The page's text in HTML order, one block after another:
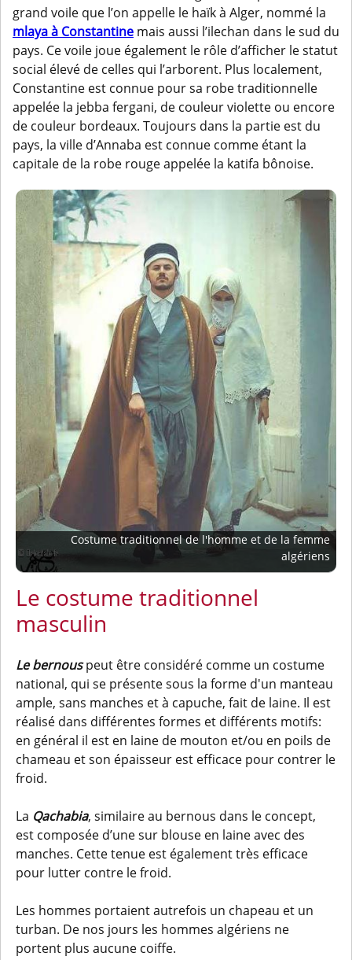
grand voile que l’on appelle le haïk à Alger, nommé la
mlaya à Constantine mais aussi l’ilechan dans le sud du
pays. Ce voile joue également le rôle d’afficher le statut
social élevé de celles qui l’arborent. Plus localement,
Constantine est connue pour sa robe traditionnelle
appelée la jebba fergani, de couleur violette ou encore
de couleur bordeaux. Toujours dans la partie est du
pays, la ville d’Annaba est connue comme étant la
capitale de la robe rouge appelée la katifa bônoise.
Costume traditionnel de l'homme et de la femme
algériens
Le costume traditionnel
masculin
Le bernouspeut être considéré comme un costume
national, qui se présente sous la forme d'un manteau
ample, sans manches et à capuche, fait de laine. Il est
réalisé dans différentes formes et différents motifs:
en général il est en laine de mouton et/ou en poils de
chameau et son épaisseur est efficace pour contrer le
froid.
La Qachabia, similaire au bernous dans le concept,
est composée d’une sur blouse en laine avec des
manches. Cette tenue est également très efficace
pour lutter contre le froid.
Les hommes portaient autrefois un chapeau et un
turban. De nos jours les hommes algériens ne
portent plus aucune coiffe.